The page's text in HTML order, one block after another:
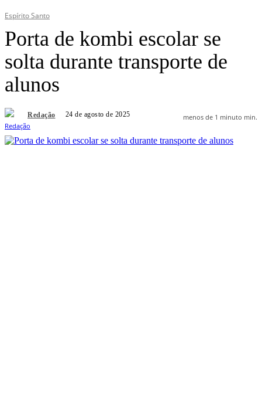
Espírito Santo
Porta de kombi escolar se
solta durante transporte de
alunos
Redação 24 de agosto de 2025 menos de 1 minuto min.